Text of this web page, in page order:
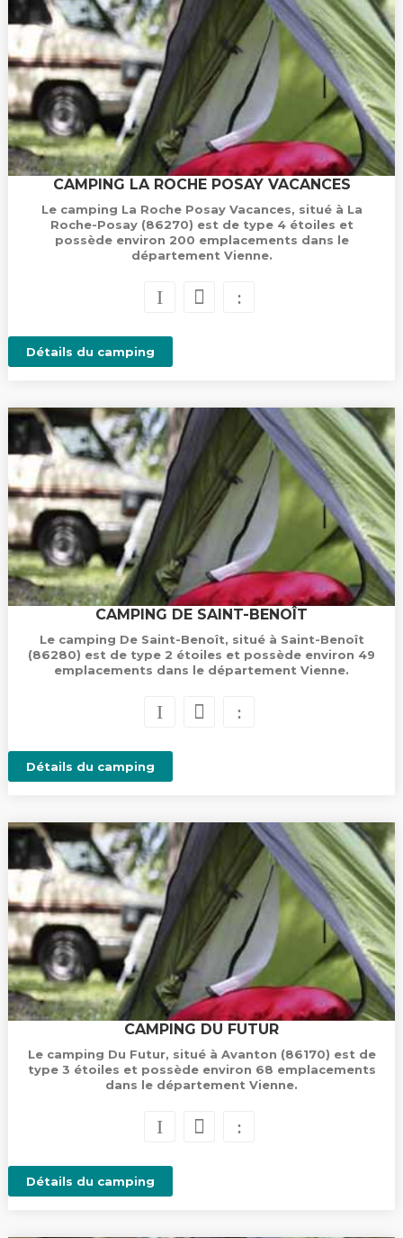
CAMPING LA ROCHE POSAY VACANCES
Le camping La Roche Posay Vacances, situé à La
Roche-Posay (86270) est de type 4 étoiles et
possède environ 200 emplacements dans le
département Vienne.
Détails du camping
CAMPING DE SAINT-BENOÎT
Le camping De Saint-Benoît, situé à Saint-Benoît
(86280) est de type 2 étoiles et possède environ 49
emplacements dans le département Vienne.
Détails du camping
CAMPING DU FUTUR
Le camping Du Futur, situé à Avanton (86170) est de
type 3 étoiles et possède environ 68 emplacements
dans le département Vienne.
Détails du camping